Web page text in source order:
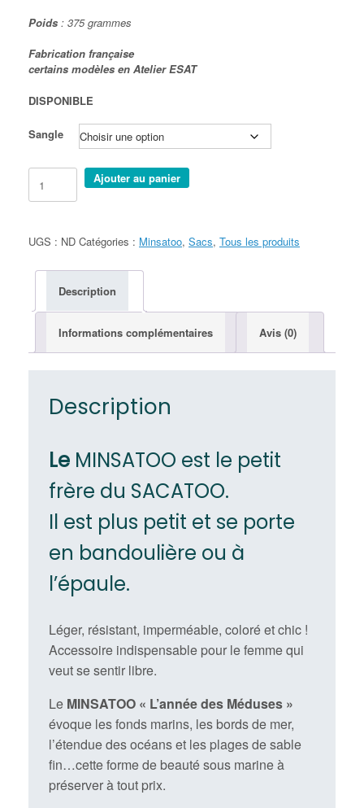
Poids : 375 grammes
Fabrication française
certains modèles en Atelier ESAT
DISPONIBLE
Sangle
quantité
MINSATOO
L'année
Méduses
Ajouter au panier
UGS : ND Catégories : Minsatoo, Sacs, Tous les produits
Description
Informations complémentaires Avis (0)
Description
Le MINSATOO est le petit
frère du SACATOO.
Il est plus petit et se porte
en bandoulière ou à
l’épaule.
Léger, résistant, imperméable, coloré et chic !
Accessoire indispensable pour le femme qui
veut se sentir libre.
Le MINSATOO « L’année des Méduses »
évoque les fonds marins, les bords de mer,
l’étendue des océans et les plages de sable
fin…cette forme de beauté sous marine à
préserver à tout prix.